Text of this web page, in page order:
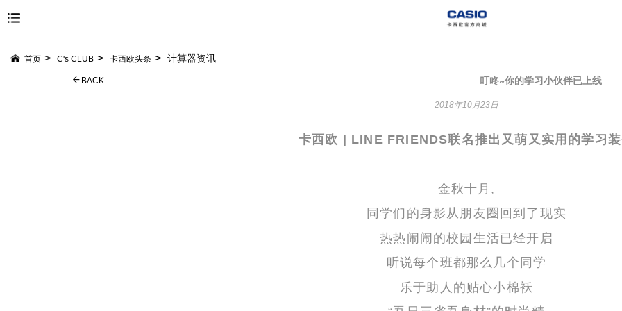
首页 C's CLUB 卡西欧头条 计算器资讯
叮咚~你的学习小伙伴已上线
BACK
2018年10月23日
卡西欧 | LINE FRIENDS联名推出又萌又实用的学习
金秋十月,
同学们的身影从朋友圈回到了现实
热热闹闹的校园生活已经开启
听说每个班都那么几个同学
乐于助人的贴心小棉袄